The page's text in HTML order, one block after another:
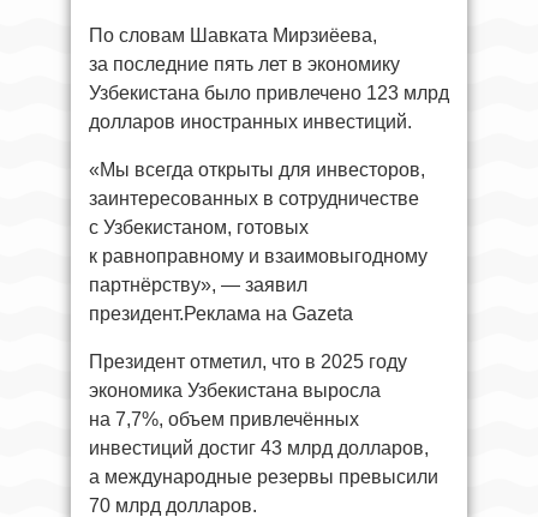
По словам Шавката Мирзиёева,
за последние пять лет в экономику
Узбекистана было привлечено 123 млрд
долларов иностранных инвестиций.
«Мы всегда открыты для инвесторов,
заинтересованных в сотрудничестве
с Узбекистаном, готовых
к равноправному и взаимовыгодному
партнёрству», — заявил
президент.Реклама на Gazeta
Президент отметил, что в 2025 году
экономика Узбекистана выросла
на 7,7%, объем привлечённых
инвестиций достиг 43 млрд долларов,
а международные резервы превысили
70 млрд долларов.